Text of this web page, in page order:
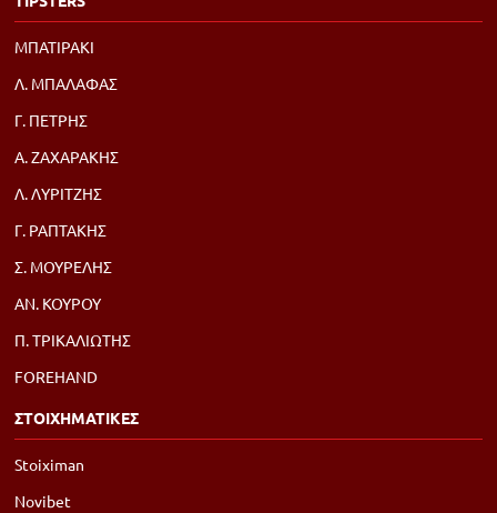
ΜΠΑΤΙΡΑΚΙ
Λ. ΜΠΑΛΑΦΑΣ
Γ. ΠΕΤΡΗΣ
Α. ΖΑΧΑΡΑΚΗΣ
Λ. ΛΥΡΙΤΖΗΣ
Γ. ΡΑΠΤΑΚΗΣ
Σ. ΜΟΥΡΕΛΗΣ
ΑΝ. ΚΟΥΡΟΥ
Π. ΤΡΙΚΑΛΙΩΤΗΣ
FOREHAND
ΣΤΟΙΧΗΜΑΤΙΚΕΣ
Stoiximan
Novibet